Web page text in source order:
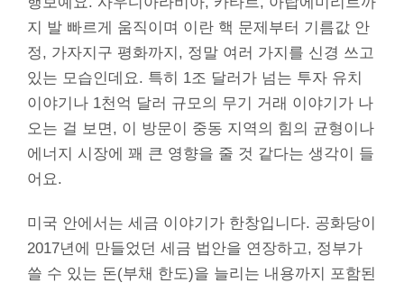
지 발 빠르게 움직이며 이란 핵 문제부터 기름값 안
정, 가자지구 평화까지, 정말 여러 가지를 신경 쓰고
있는 모습인데요. 특히 1조 달러가 넘는 투자 유치
이야기나 1천억 달러 규모의 무기 거래 이야기가 나
오는 걸 보면, 이 방문이 중동 지역의 힘의 균형이나
에너지 시장에 꽤 큰 영향을 줄 것 같다는 생각이 들
어요.
미국 안에서는 세금 이야기가 한창입니다. 공화당이
2017년에 만들었던 세금 법안을 연장하고, 정부가
쓸 수 있는 돈(부채 한도)을 늘리는 내용까지 포함된